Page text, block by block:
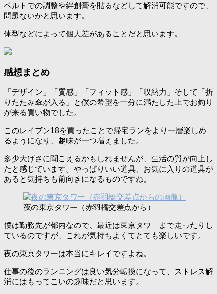
ベルトでの調整や絆創膏を貼るなどして解消可能ですので、
問題ないかと思います。
体型などによって個人差があることだと思います。
感想まとめ
「デザイン」「質感」「フィット感」「収納力」そして「折
りたたみ傘が入る」と僕の希望を十分に満たした上でお釣り
が来る買い物でした。
このレイブン18を買ったことで帰宅ランをより一層楽しめ
るようになり、趣味が一つ増えました。
多少大げさに聞こえるかもしれませんが、生活の質が向上し
たと感じています。やっぱりいい道具、お気に入りの道具が
あると気持ちも前向きになるものですね。
夜の東京タワー（赤羽橋交差点から）
僕は勤務先が都内なので、最近は東京タワーまで走ったりし
ているのですが、これが気持ちよくてとても楽しいです。
夜の東京タワーは本当にキレイですよね。
仕事の後のランニングは良い気分転換になって、ストレス解
消にはもってこいの趣味だと思います。